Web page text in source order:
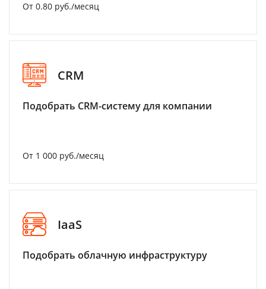
От 0.80 руб./месяц
CRM
Подобрать CRM-систему для компании
От 1 000 руб./месяц
IaaS
Подобрать облачную инфраструктуру